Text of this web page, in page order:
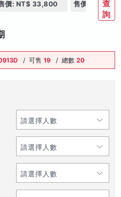
價: NT$ 33,800 售價: NT$
查
詢
/ 可售 19 / 總數 20